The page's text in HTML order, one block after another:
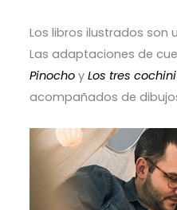
Los libros ilustrados son
Las adaptaciones de
Pinochoy Los tres
acompañados de